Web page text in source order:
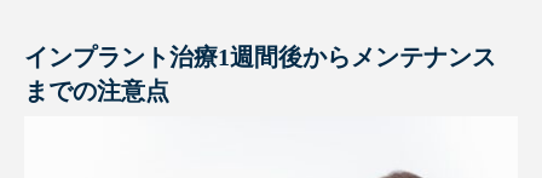
インプラント治療1週間後からメンテナンス
までの注意点